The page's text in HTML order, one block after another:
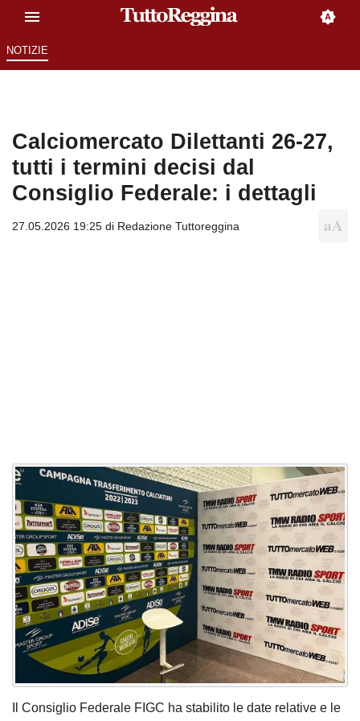
NOTIZIE
Calciomercato Dilettanti 26-27,
tutti i termini decisi dal
Consiglio Federale: i dettagli
27.05.2026 19:25 di Redazione Tuttoreggina
Il Consiglio Federale FIGC ha stabilito le date relative e le